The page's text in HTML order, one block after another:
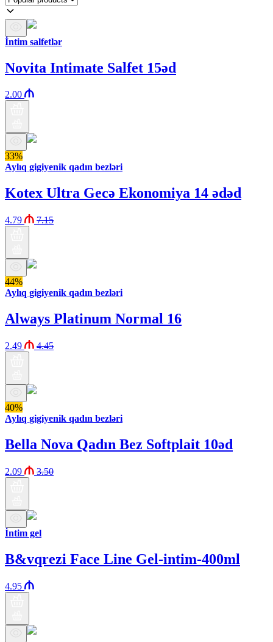
İntim salfetlər
Novita Intimate Salfet 15əd
2.00
33%
Aylıq gigiyenik qadın bezləri
Kotex Ultra Gecə Ekonomiya 14 ədəd
4.79 7.15
44%
Aylıq gigiyenik qadın bezləri
Always Platinum Normal 16
2.49 4.45
40%
Aylıq gigiyenik qadın bezləri
Bella Nova Qadın Bez Softplait 10əd
2.09 3.50
İntim gel
B&vqrezi Face Line Gel-intim-400ml
4.95